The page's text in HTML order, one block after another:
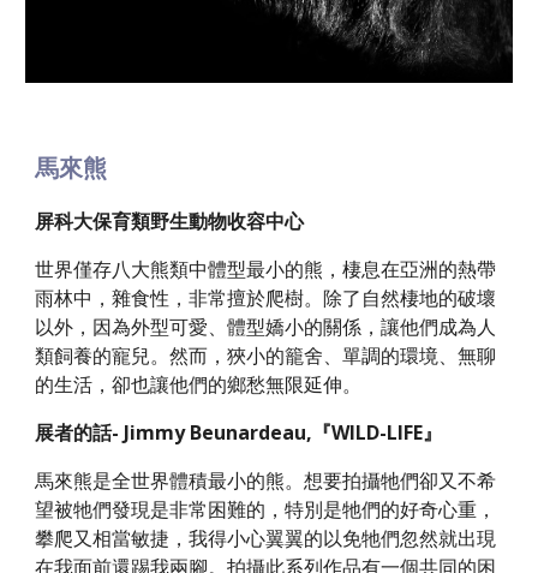
馬來熊
屏科大保育類野生動物收容中心
世界僅存八大熊類中體型最小的熊，棲息在亞洲的熱帶
雨林中，雜食性，非常擅於爬樹。除了自然棲地的破壞
以外，因為外型可愛、體型嬌小的關係，讓他們成為人
類飼養的寵兒。然而，狹小的籠舍、單調的環境、無聊
的生活，卻也讓他們的鄉愁無限延伸。
展者的話- Jimmy Beunardeau,『WILD-LIFE』
馬來熊是全世界體積最小的熊。想要拍攝牠們卻又不希
望被牠們發現是非常困難的，特別是牠們的好奇心重，
攀爬又相當敏捷，我得小心翼翼的以免牠們忽然就出現
在我面前還踢我兩腳。拍攝此系列作品有一個共同的困